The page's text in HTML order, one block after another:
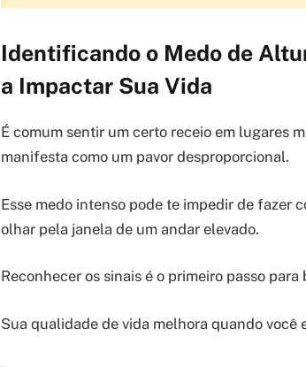
Identificando o Medo de
a Impactar Sua Vida
É comum sentir um certo receio em lugares
manifesta como um pavor desproporcional.
Esse medo intenso pode te impedir de fazer
olhar pela janela de um andar elevado.
Reconhecer os sinais é o primeiro passo
Sua qualidade de vida melhora quando você